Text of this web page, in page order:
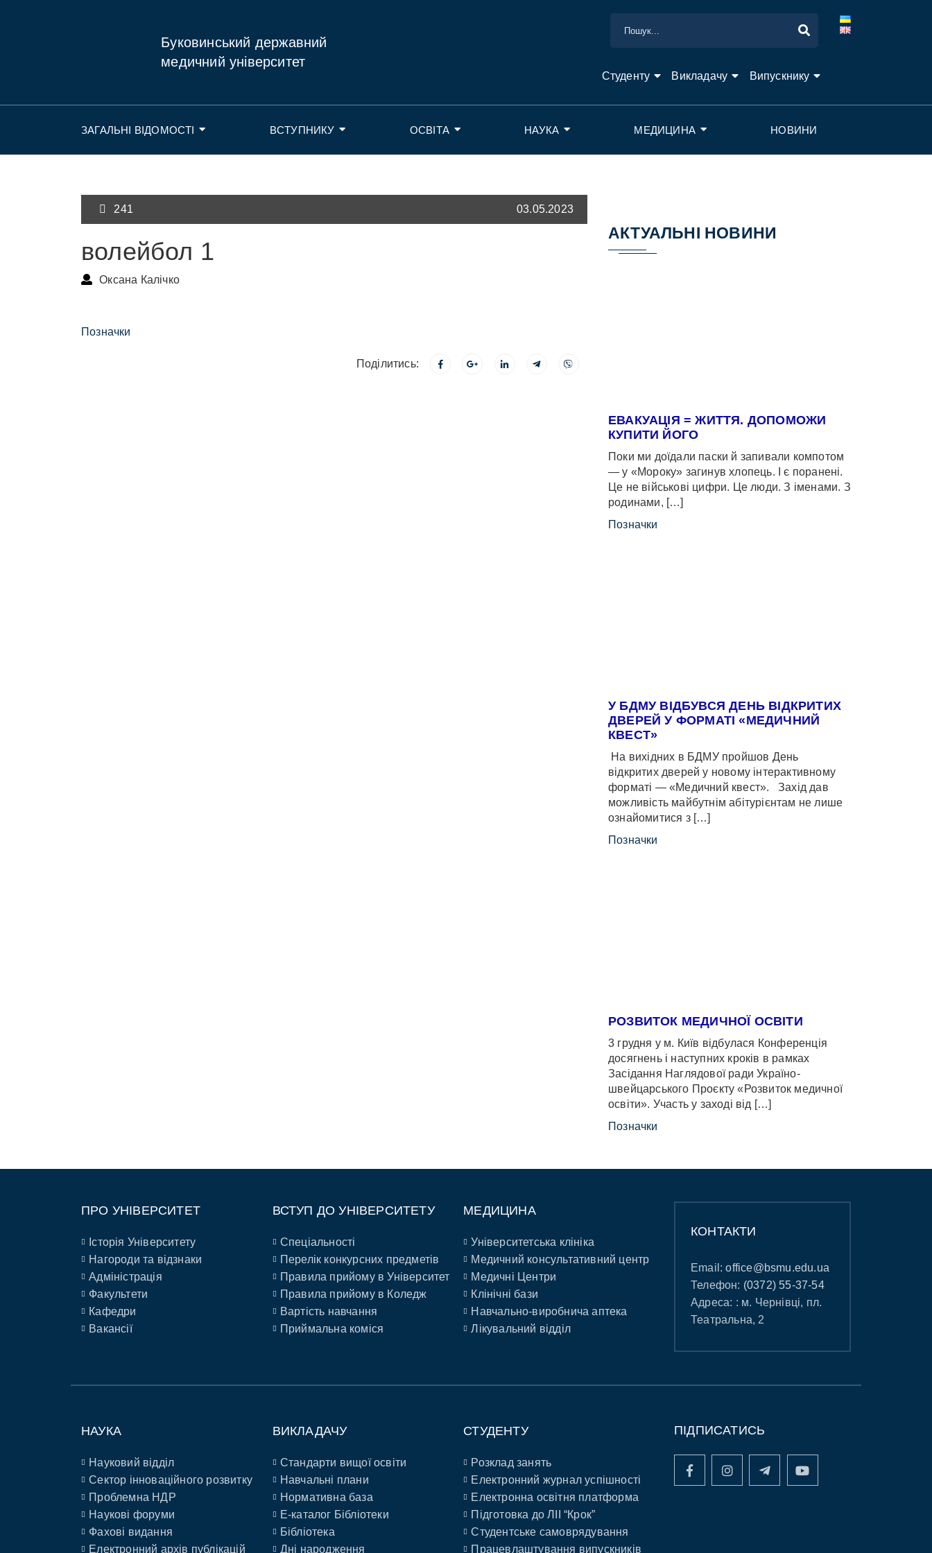
Буковинський державний
медичний університет
Студенту Викладачу Випускнику
ЗАГАЛЬНІ ВІДОМОСТІ ВСТУПНИКУ ОСВІТА НАУКА МЕДИЦИНА НОВИНИ
241 03.05.2023
волейбол 1
Оксана Калічко
Позначки
Поділитись:
АКТУАЛЬНІ НОВИНИ
ЕВАКУАЦІЯ = ЖИТТЯ. ДОПОМОЖИ
КУПИТИ ЙОГО
Поки ми доїдали паски й запивали компотом
— у «Мороку» загинув хлопець. І є поранені.
Це не військові цифри. Це люди. З іменами. З
родинами, […]
Позначки
У БДМУ ВІДБУВСЯ ДЕНЬ ВІДКРИТИХ
ДВЕРЕЙ У ФОРМАТІ «МЕДИЧНИЙ
КВЕСТ»
На вихідних в БДМУ пройшов День
відкритих дверей у новому інтерактивному
форматі — «Медичний квест». Захід дав
можливість майбутнім абітурієнтам не лише
ознайомитися з […]
Позначки
РОЗВИТОК МЕДИЧНОЇ ОСВІТИ
3 грудня у м. Київ відбулася Конференція
досягнень і наступних кроків в рамках
Засідання Наглядової ради Україно-
швейцарського Проєкту «Розвиток медичної
освіти». Участь у заході від […]
Позначки
ПРО УНІВЕРСИТЕТ
Історія Університету
Нагороди та відзнаки
Адміністрація
Факультети
Кафедри
Вакансії
ВСТУП ДО УНІВЕРСИТЕТУ
Спеціальності
Перелік конкурсних предметів
Правила прийому в Університет
Правила прийому в Коледж
Вартість навчання
Приймальна коміся
МЕДИЦИНА
Університетська клініка
Медичний консультативний центр
Медичні Центри
Клінічні бази
Навчально-виробнича аптека
Лікувальний відділ
КОНТАКТИ
Email:office@bsmu.edu.ua
Телефон: (0372) 55-37-54
Адреса: : м. Чернівці, пл.
Театральна, 2
НАУКА
Науковий відділ
Сектор інноваційного розвитку
Проблемна НДР
Наукові форуми
Фахові видання
Електронний архів публікацій
ВИКЛАДАЧУ
Стандарти вищої освіти
Навчальні плани
Нормативна база
E-каталог Бібліотеки
Бібліотека
Дні народження
СТУДЕНТУ
Розклад занять
Електронний журнал успішності
Електронна освітня платформа
Підготовка до ЛІІ “Крок”
Студентське самоврядування
Працевлаштування випускників
ПІДПИСАТИСЬ